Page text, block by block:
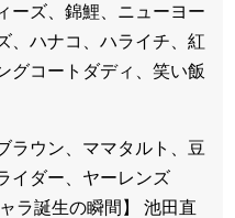
ーズ、錦鯉、ニューヨー
、ハナコ、ハライチ、紅
グコートダディ、笑い飯
ラウン、ママタルト、豆
イダー、ヤーレンズ
ラ誕生の瞬間】 池田直